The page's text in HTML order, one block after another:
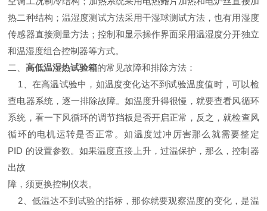
热二种结构；温湿度测试方法采用干湿球测试方法，也有用湿度
传感器直接测量方法；控制和显示操作界面采用温湿度分开独立
和温湿度组合控制器等方式。
二
、高低温湿热试验箱的常见故障和排除方法：
1、 在高温试验中，如温度变化达不到试验温度值时，可以检
查电器系统，逐一排除故障。如温度升得很慢，就要查看风循环
系统，看一下风循环的调节挡板是否开启正常，反之，就检查风
循环的电机运转是否正常。如温度过冲厉害那么就需要整定
PID 的设置参数。如果温度直接上升，过温保护，那么，控制器
出故
障，须更换控制仪表。
2、 低温达不到试验的指标，那你就要观察温度的变化，是温